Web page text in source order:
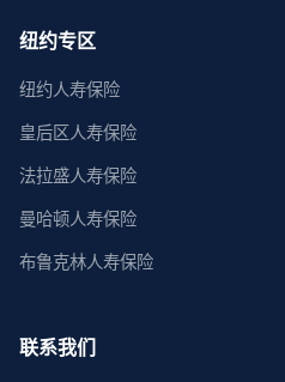
纽约专区
纽约人寿保险
皇后区人寿保险
法拉盛人寿保险
曼哈顿人寿保险
布鲁克林人寿保险
联系我们